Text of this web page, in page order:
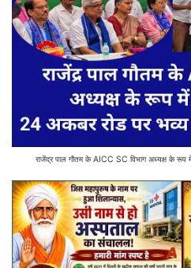
राजेंद्र पाल गौतम के AICC SC विभाग अध्यक्ष के रूप